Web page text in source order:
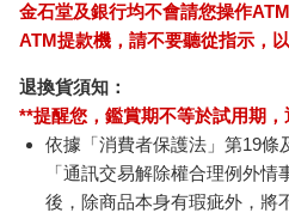
金石堂及銀行均不會請您操作
ATM提款機，請不要聽從指示，
退換貨須知：
**提醒您，鑑賞期不等於試用期
依據「消費者保護法」第19條
「通訊交易解除權合理例外
後，除商品本身有瑕疵外，將